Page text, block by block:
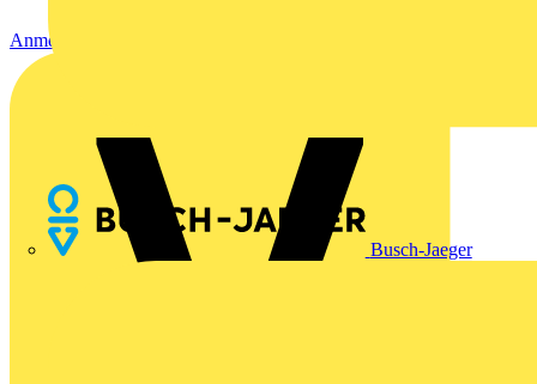
Busch-Jaeger
Anmelden